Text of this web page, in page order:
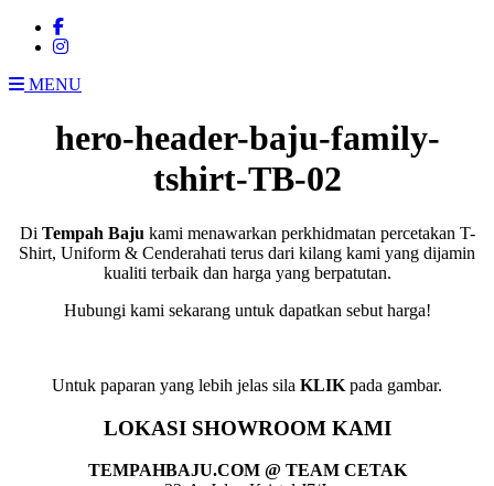
MENU
hero-header-baju-family-
tshirt-TB-02
Di Tempah Baju kami menawarkan perkhidmatan percetakan T-
Shirt, Uniform & Cenderahati terus dari kilang kami yang dijamin
kualiti terbaik dan harga yang berpatutan.
Hubungi kami sekarang untuk dapatkan sebut harga!
Untuk paparan yang lebih jelas sila KLIK pada gambar.
LOKASI SHOWROOM KAMI
TEMPAHBAJU.COM @ TEAM CETAK